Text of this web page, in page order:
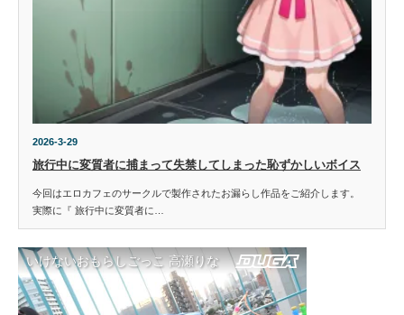
2026-3-29
旅行中に変質者に捕まって失禁してしまった恥ずかしいボイス
今回はエロカフェのサークルで製作されたお漏らし作品をご紹介します。
実際に『 旅行中に変質者に…